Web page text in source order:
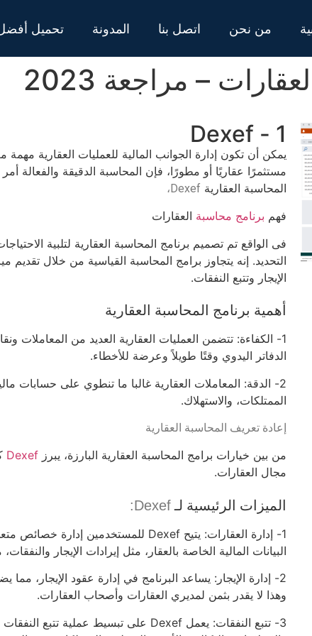
من نحن اتصل بنا المدونة تحميل
– مراجعة 2023
1 - Dexef
يمكن أن تكون إدارة الجوانب المالية للعمليات العقارية
مستثمرًا عقاريًا أو مطورًا، فإن المحاسبة الدقيقة والفعالة أمر
المحاسبة العقارية Dexef،
فهم برنامج محاسبة العقارات
فى الواقع تم تصميم برنامج المحاسبة العقارية لتلبية
التحديد. إنه يتجاوز برامج المحاسبة القياسية من خلال تقديم
الإيجار وتتبع النفقات.
أهمية برنامج المحاسبة العقارية
1- الكفاءة: تتضمن العمليات العقارية العديد من المعاملات
الدفاتر اليدوي وقتًا طويلاً وعرضة للأخطاء.
2- الدقة: المعاملات العقارية غالبا ما تنطوي على حسابات
الممتلكات، والاستهلاك.
إعادة تعريف المحاسبة العقارية
من بين خيارات برامج المحاسبة العقارية البارزة، يبرز Dexef
مجال العقارات.
الميزات الرئيسية لـDexef
:
1- إدارة العقارات: يتيح Dexef للمستخدمين إدارة خصائص
البيانات المالية الخاصة بالعقار، مثل إيرادات الإيجار
2- إدارة الإيجار: يساعد البرنامج في إدارة عقود الإيجار،
وهذا لا يقدر بثمن لمديري العقارات وأصحاب العقارات.
3- تتبع النفقات: يعمل
Dexef على تبسيط عملية تتبع